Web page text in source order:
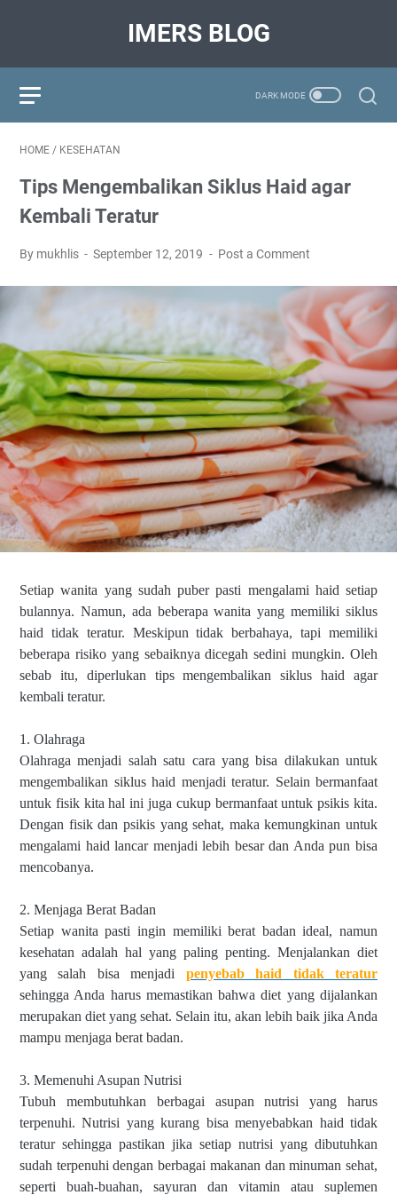
IMERS BLOG
HOME / KESEHATAN
Tips Mengembalikan Siklus Haid agar
Kembali Teratur
By mukhlis September 12, 2019 Post a Comment
Setiap wanita yang sudah puber pasti mengalami haid setiap
bulannya. Namun, ada beberapa wanita yang memiliki siklus
haid tidak teratur. Meskipun tidak berbahaya, tapi memiliki
beberapa risiko yang sebaiknya dicegah sedini mungkin. Oleh
sebab itu, diperlukan tips mengembalikan siklus haid agar
kembali teratur.
1. Olahraga
Olahraga menjadi salah satu cara yang bisa dilakukan untuk
mengembalikan siklus haid menjadi teratur. Selain bermanfaat
untuk fisik kita hal ini juga cukup bermanfaat untuk psikis kita.
Dengan fisik dan psikis yang sehat, maka kemungkinan untuk
mengalami haid lancar menjadi lebih besar dan Anda pun bisa
mencobanya.
2. Menjaga Berat Badan
Setiap wanita pasti ingin memiliki berat badan ideal, namun
kesehatan adalah hal yang paling penting. Menjalankan diet
yang salah bisa menjadi penyebab haid tidak teratur
sehingga Anda harus memastikan bahwa diet yang dijalankan
merupakan diet yang sehat. Selain itu, akan lebih baik jika Anda
mampu menjaga berat badan.
3. Memenuhi Asupan Nutrisi
Tubuh membutuhkan berbagai asupan nutrisi yang harus
terpenuhi. Nutrisi yang kurang bisa menyebabkan haid tidak
teratur sehingga pastikan jika setiap nutrisi yang dibutuhkan
sudah terpenuhi dengan berbagai makanan dan minuman sehat,
seperti buah-buahan, sayuran dan vitamin atau suplemen